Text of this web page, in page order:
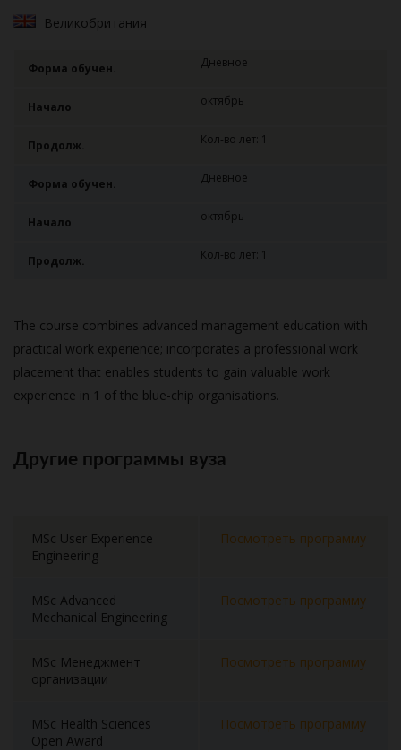
Великобритания
Форма обучен. Дневное
Начало октябрь
Продолж. Кол-во лет: 1
Форма обучен. Дневное
Начало октябрь
Продолж. Кол-во лет: 1
The course combines advanced management education with
practical work experience; incorporates a professional work
placement that enables students to gain valuable work
experience in 1 of the blue-chip organisations.
Другие программы вуза
MSc User Experience
Engineering
Посмотреть программу
MSc Advanced
Mechanical Engineering
Посмотреть программу
MSc Менеджмент
организации
Посмотреть программу
MSc Health Sciences
Open Award
Посмотреть программу